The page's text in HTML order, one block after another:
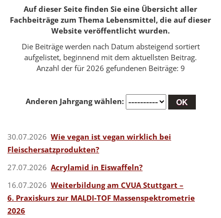
Auf dieser Seite finden Sie eine Übersicht aller
Fachbeiträge zum Thema Lebensmittel, die auf dieser
Website veröffentlicht wurden.
Die Beiträge werden nach Datum absteigend sortiert
aufgelistet, beginnend mit dem aktuellsten Beitrag.
Anzahl der für 2026 gefundenen Beiträge: 9
Anderen Jahrgang wählen:
30.07.2026 Wie vegan ist vegan wirklich bei
Fleischersatzprodukten?
27.07.2026 Acrylamid in Eiswaffeln?
16.07.2026 Weiterbildung am CVUA Stuttgart –
6. Praxiskurs zur MALDI-TOF Massenspektrometrie
2026